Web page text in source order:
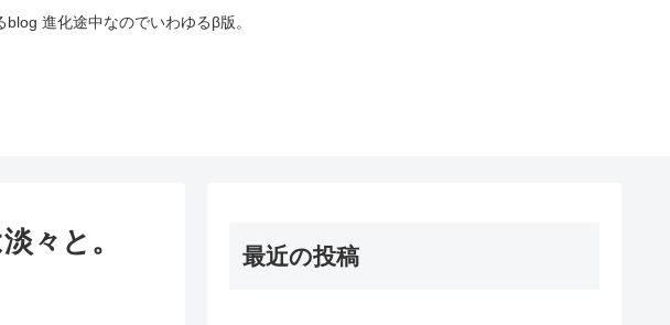
進化途中なのでいわゆるβ版。
々と。 最近の投稿